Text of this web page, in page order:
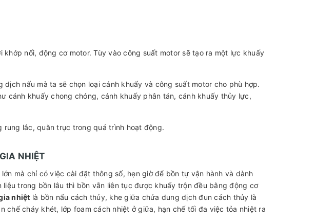
nối, động cơ motor. Tùy vào công suất motor sẽ tạo ra một lực khuấy
nấu mà ta sẽ chọn loại cánh khuấy và công suất motor cho phù hợp.
cánh khuấy chong chóng, cánh khuấy phân tán, cánh khuấy thủy lực,
lắc, quăn trục trong quá trình hoạt động.
NHIỆT
mà chỉ có việc cài đặt thông số, hẹn giờ để bồn tự vận hành và dành
trong bồn lâu thì bồn vẫn liên tục được khuấy trộn đều bằng động cơ
nhiệt là bồn nấu cách thủy, khe giữa chứa dung dịch đun cách thủy là
chế cháy khét, lớp foam cách nhiệt ở giữa, hạn chế tối đa việc tỏa nhiệt ra